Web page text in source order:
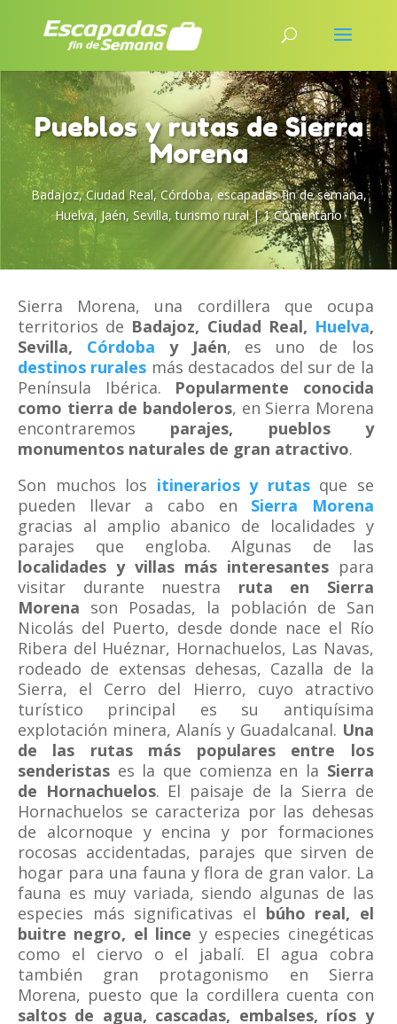
Pueblos y rutas de Sierra
Morena
Badajoz,Ciudad Real, Córdoba,escapadas fin de semana,
Huelva, Jaén, Sevilla,turismo rural|1 Comentario
Sierra Morena, una cordillera que ocupa
territorios de Badajoz, Ciudad Real, Huelva,
Sevilla, Córdoba y Jaén, es uno de los
destinos rurales más destacados del sur de la
Península Ibérica. Popularmente conocida
como tierra de bandoleros, en Sierra Morena
encontraremos parajes, pueblos y
monumentos naturales de gran atractivo.
Son muchos los itinerarios y rutasque se
pueden llevar a cabo en Sierra Morena
gracias al amplio abanico de localidades y
parajes que engloba. Algunas de las
localidades y villas más interesantespara
visitar durante nuestra ruta en Sierra
Morena son Posadas, la población de San
Nicolás del Puerto, desde donde nace el Río
Ribera del Huéznar, Hornachuelos, Las Navas,
rodeado de extensas dehesas, Cazalla de la
Sierra, el Cerro del Hierro, cuyo atractivo
turístico principal es su antiquísima
explotación minera, Alanís y Guadalcanal. Una
de las rutas más populares entre los
senderistas es la que comienza en la Sierra
de Hornachuelos. El paisaje de la Sierra de
Hornachuelos se caracteriza por las dehesas
de alcornoque y encina y por formaciones
rocosas accidentadas, parajes que sirven de
hogar para una fauna y flora de gran valor. La
fauna es muy variada, siendo algunas de las
especies más significativas el búho real, el
buitre negro, el lince y especies cinegéticas
como el ciervo o el jabalí. El agua cobra
también gran protagonismo en Sierra
Morena, puesto que la cordillera cuenta con
saltos de agua, cascadas, embalses, ríos y